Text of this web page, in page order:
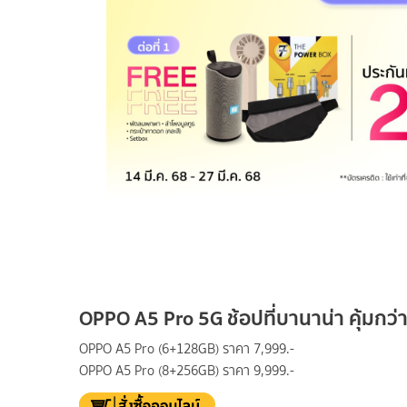
OPPO A5 Pro 5G ช้อปที่บานาน่า คุ้มกว่า
OPPO A5 Pro (6+128GB) ราคา 7,999.-
OPPO A5 Pro (8+256GB) ราคา 9,999.-